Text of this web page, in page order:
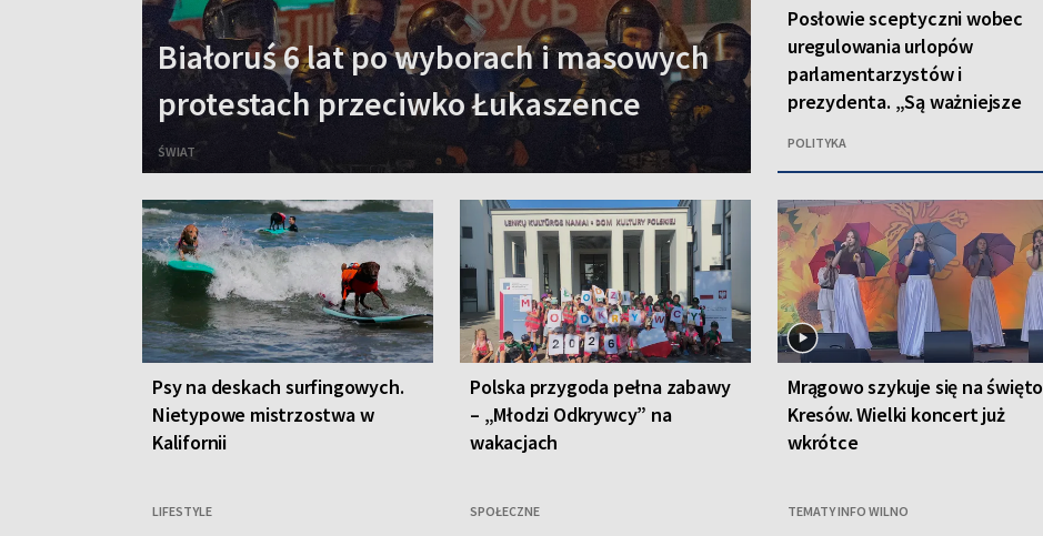
Białoruś 6 lat po wyborach i masowych
protestach przeciwko Łukaszence
ŚWIAT
Posłowie sceptyczni wobec
uregulowania urlopów
parlamentarzystów i
prezydenta. „Są ważniejsze
POLITYKA
Psy na deskach surfingowych.
Nietypowe mistrzostwa w
Kalifornii
LIFESTYLE
Polska przygoda pełna zabawy
– „Młodzi Odkrywcy” na
wakacjach
SPOŁECZNE
Mrągowo szykuje się na święto
Kresów. Wielki koncert już
wkrótce
TEMATY INFO WILNO